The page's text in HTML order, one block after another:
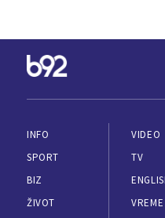
INFO
SPORT
BIZ
ŽIVOT
VIDEO
TV
VREME